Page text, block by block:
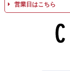
営業日はこちら